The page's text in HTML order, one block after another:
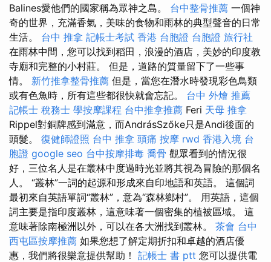
Balines愛他們的國家稱為眾神之島。 台中整骨推薦 一個神
奇的世界，充滿香氣，美味的食物和雨林的典型聲音的日常
生活。 台中 推拿 記帳士考試 香港 台胞證 台胞證 旅行社
在雨林中間，您可以找到稻田，浪漫的酒店，美妙的印度教
寺廟和完整的小村莊。 但是，道路的質量留下了一些事
情。 新竹推拿整骨推薦 但是，當您在潛水時發現彩色鳥類
或有色魚時，所有這些都很快就會忘記。 台中 外燴 推薦
記帳士 稅務士 學按摩課程 台中推拿推薦 Feri 天母 推拿
Rippel對銅牌感到滿意，而AndrásSzőke只是Andi後面的
頭髮。 復健師證照 台中 推拿 頭痛 按摩 rwd 香港入境 台
胞證 google seo 台中按摩排毒 喬骨 觀眾看到的情況很
好，三位名人是在叢林中度過時光並將其視為冒險的那個名
人。 “叢林”一詞的起源和形成來自印地語和英語。 這個詞
最初來自英語單詞“叢林”，意為“森林鄉村”。 用英語，這個
詞主要是指印度叢林，這意味著一個密集的植被區域。 這
意味著除南極洲以外，可以在各大洲找到叢林。 茶會 台中
西屯區按摩推薦 如果您想了解定期折扣和卓越的酒店優
惠，我們將很樂意提供幫助！ 記帳士 書 ptt 您可以提供電